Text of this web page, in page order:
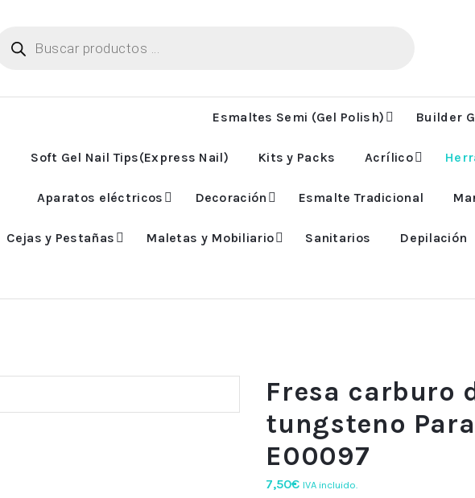
productos
Esmaltes Semi (Gel Polish) Builder
Soft Gel Nail Tips(Express Nail) Kits y Packs Acrílico
Aparatos eléctricos Decoración Esmalte Tradicional
Cejas y Pestañas Maletas y Mobiliario Sanitarios Depilación
Fresa carburo
tungsteno
E00097
7,50€ IVA incluido.